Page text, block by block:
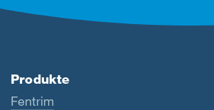
Produkte
Fentrim